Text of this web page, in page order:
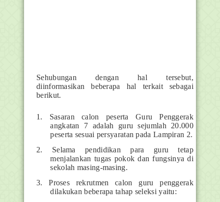
Sehubungan dengan hal tersebut,
diinformasikan beberapa hal terkait sebagai
berikut.
1. Sasaran calon peserta Guru Penggerak
angkatan 7 adalah guru sejumlah 20.000
peserta sesuai persyaratan pada Lampiran 2.
2. Selama pendidikan para guru tetap
menjalankan tugas pokok dan fungsinya di
sekolah masing-masing.
3. Proses rekrutmen calon guru penggerak
dilakukan beberapa tahap seleksi yaitu: